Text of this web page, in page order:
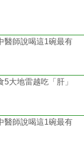
醫師說喝這1碗最有
大地雷越吃「肝」
醫師說喝這1碗最有